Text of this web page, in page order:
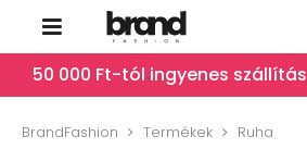
50 000 Ft-tól ingyenes szállítás
BrandFashion Termékek Ruha